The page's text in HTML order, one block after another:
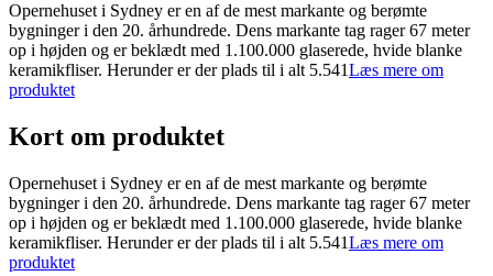
Opernehuset i Sydney er en af de mest markante og berømte
bygninger i den 20. århundrede. Dens markante tag rager 67 meter
op i højden og er beklædt med 1.100.000 glaserede, hvide blanke
keramikfliser. Herunder er der plads til i alt 5.541Læs mere om
produktet
Kort om produktet
Opernehuset i Sydney er en af de mest markante og berømte
bygninger i den 20. århundrede. Dens markante tag rager 67 meter
op i højden og er beklædt med 1.100.000 glaserede, hvide blanke
keramikfliser. Herunder er der plads til i alt 5.541Læs mere om
produktet